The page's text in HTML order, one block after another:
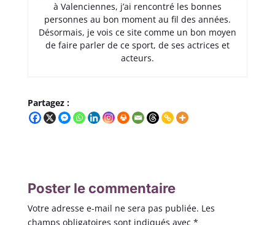
à Valenciennes, j’ai rencontré les bonnes
personnes au bon moment au fil des années.
Désormais, je vois ce site comme un bon moyen
de faire parler de ce sport, de ses actrices et
acteurs.
Partagez :
Poster le commentaire
Votre adresse e-mail ne sera pas publiée. Les
champs obligatoires sont indiqués avec *